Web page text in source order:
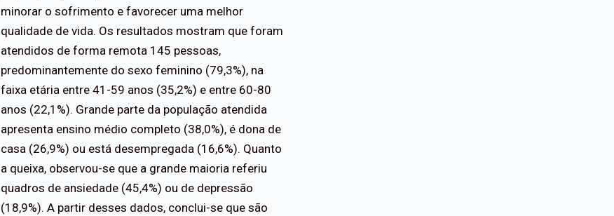
minorar o sofrimento e favorecer uma melhor
qualidade de vida. Os resultados mostram que foram
atendidos de forma remota 145 pessoas,
predominantemente do sexo feminino (79,3%), na
faixa etária entre 41-59 anos (35,2%) e entre 60-80
anos (22,1%). Grande parte da população atendida
apresenta ensino médio completo (38,0%), é dona de
casa (26,9%) ou está desempregada (16,6%). Quanto
a queixa, observou-se que a grande maioria referiu
quadros de ansiedade (45,4%) ou de depressão
(18,9%). A partir desses dados, conclui-se que são